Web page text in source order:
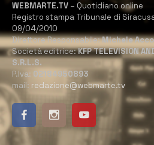
WEBMARTE.TV – Quotidiano online
Registro stampa Tribunale di
09/04/2010
Direttore Responsabile:Michele
Società editrice:KFP TELEVISION
S.R.L.S.
P.Iva: 02184950893
mail: redazione@webmarte.tv